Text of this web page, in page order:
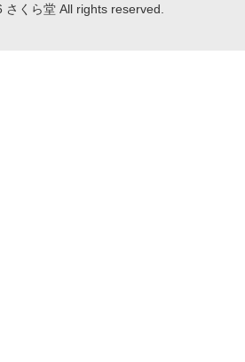
さくら堂 All rights reserved.